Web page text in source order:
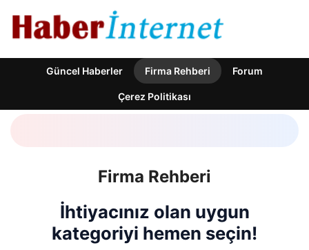
Güncel Haberler Firma Rehberi Forum
Çerez Politikası
Firma Rehberi
İhtiyacınız olan uygun
kategoriyi hemen seçin!